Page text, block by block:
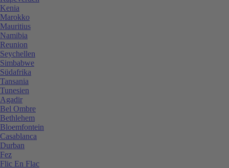
Kenia
Marokko
Mauritius
Namibia
Reunion
Seychellen
Simbabwe
Südafrika
Tansania
Tunesien
Agadir
Bel Ombre
Bethlehem
Bloemfontein
Casablanca
Durban
Fez
Flic En Flac